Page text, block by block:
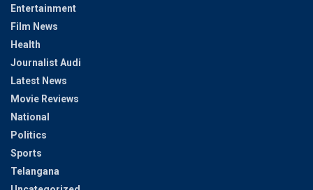
Entertainment
Film News
Health
Journalist Audi
Latest News
Movie Reviews
National
Politics
Sports
Telangana